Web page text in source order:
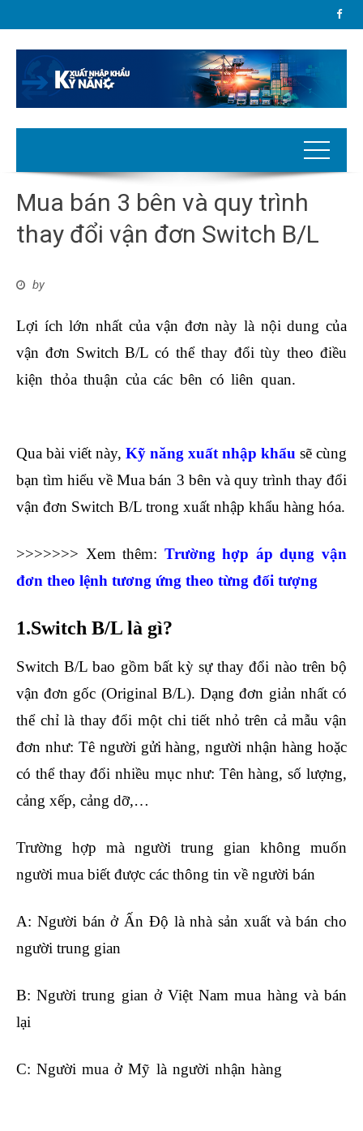
Mua bán 3 bên và quy trình
thay đổi vận đơn Switch B/L
by
Lợi ích lớn nhất của vận đơn này là nội dung của
vận đơn Switch B/L có thể thay đổi tùy theo điều
kiện thỏa thuận của các bên có liên quan.
Qua bài viết này, Kỹ năng xuất nhập khẩu sẽ cùng
bạn tìm hiểu về Mua bán 3 bên và quy trình thay đổi
vận đơn Switch B/L trong xuất nhập khẩu hàng hóa.
>>>>>>> Xem thêm: Trường hợp áp dụng vận
đơn theo lệnh tương ứng theo từng đối tượng
1.Switch B/L là gì?
Switch B/L bao gồm bất kỳ sự thay đổi nào trên bộ
vận đơn gốc (Original B/L). Dạng đơn giản nhất có
thể chỉ là thay đổi một chi tiết nhỏ trên cả mẫu vận
đơn như: Tê người gửi hàng, người nhận hàng hoặc
có thể thay đổi nhiều mục như: Tên hàng, số lượng,
cảng xếp, cảng dỡ,…
Trường hợp mà người trung gian không muốn
người mua biết được các thông tin về người bán
A: Người bán ở Ấn Độ là nhà sản xuất và bán cho
người trung gian
B: Người trung gian ở Việt Nam mua hàng và bán
lại
C: Người mua ở Mỹ là người nhận hàng